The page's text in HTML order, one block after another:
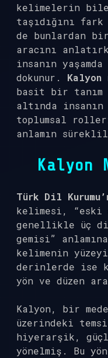
kelimelerin
taşıdığını
de bunlardan
aracını
insanın
dokunur. Kalyon
basit bir tanım
altında insanın
toplumsal
anlamın
Kalyon
Türk Dil
kelimesi, “eski
genellikle üç
gemisi”
kelimenin
derinlerde ise
yön ve düzen
Kalyon, bir
üzerindeki
hiyerarşik,
yönelmiş. Bu